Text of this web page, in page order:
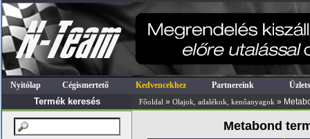
Nyitólap Cégismertető Kedvencekhez Partnereink
Termék keresés Főoldal » Olajok, adalékok, kenőanyagok »
Metabond